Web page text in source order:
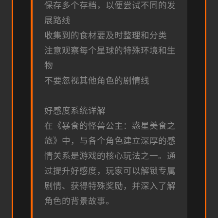
保存多个存档，以便尝试不同的发
展路线
收集到的食材要及时整理和分类
注意观察每个星球的特殊环境和生
物
不要忽视其他角色的剧情线
好感度系统详解
在《暴食的怪兽公主：惑星美食之
旅》中，与各个角色建立深厚的感
情关系是游戏的核心玩法之一。通
过提升好感度，玩家可以解锁专属
剧情、获得特殊奖励，并深入了解
角色的背景故事。